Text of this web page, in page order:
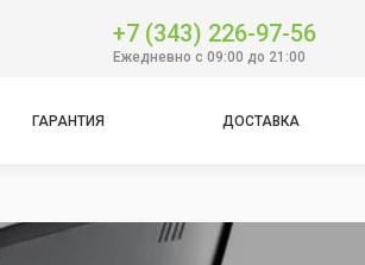
+7 (343) 226-97-56
Ежедневно с 09:00 до 21:00
ГАРАНТИЯ ДОСТАВКА